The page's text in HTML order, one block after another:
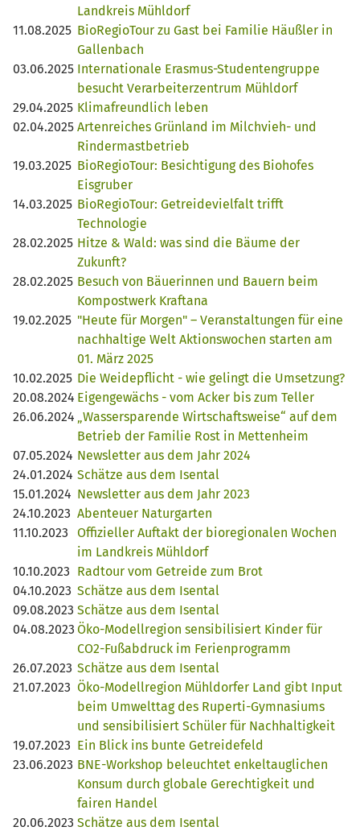
Landkreis Mühldorf
11.08.2025 BioRegioTour zu Gast bei Familie Häußler in
Gallenbach
03.06.2025 Internationale Erasmus-Studentengruppe
besucht Verarbeiterzentrum Mühldorf
29.04.2025 Klimafreundlich leben
02.04.2025 Artenreiches Grünland im Milchvieh- und
Rindermastbetrieb
19.03.2025 BioRegioTour: Besichtigung des Biohofes
Eisgruber
14.03.2025 BioRegioTour: Getreidevielfalt trifft
Technologie
28.02.2025 Hitze & Wald: was sind die Bäume der
Zukunft?
28.02.2025 Besuch von Bäuerinnen und Bauern beim
Kompostwerk Kraftana
19.02.2025 "Heute für Morgen" – Veranstaltungen für eine
nachhaltige Welt Aktionswochen starten am
01. März 2025
10.02.2025 Die Weidepflicht - wie gelingt die Umsetzung?
20.08.2024 Eigengewächs - vom Acker bis zum Teller
26.06.2024 „Wassersparende Wirtschaftsweise“ auf dem
Betrieb der Familie Rost in Mettenheim
07.05.2024 Newsletter aus dem Jahr 2024
24.01.2024 Schätze aus dem Isental
15.01.2024 Newsletter aus dem Jahr 2023
24.10.2023 Abenteuer Naturgarten
11.10.2023
Offizieller Auftakt der bioregionalen Wochen
im Landkreis Mühldorf
10.10.2023 Radtour vom Getreide zum Brot
04.10.2023 Schätze aus dem Isental
09.08.2023 Schätze aus dem Isental
04.08.2023 Öko-Modellregion sensibilisiert Kinder für
CO2-Fußabdruck im Ferienprogramm
26.07.2023 Schätze aus dem Isental
21.07.2023 Öko-Modellregion Mühldorfer Land gibt Input
beim Umwelttag des Ruperti-Gymnasiums
und sensibilisiert Schüler für Nachhaltigkeit
19.07.2023 Ein Blick ins bunte Getreidefeld
23.06.2023 BNE-Workshop beleuchtet enkeltauglichen
Konsum durch globale Gerechtigkeit und
fairen Handel
20.06.2023 Schätze aus dem Isental